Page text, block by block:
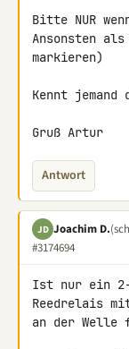
Bitte NUR
Ansonsten
markieren)
Kennt
Gruß Artur
Antwort
JD Joachim D.
#3174694
Ist nur ein 2-
Reedrelais
an der Welle